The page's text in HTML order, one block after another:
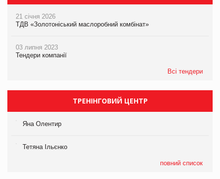
21 січня 2026
ТДВ «Золотоніський маслоробний комбінат»
03 липня 2023
Тендери компанії
Всі тендери
ТРЕНІНГОВИЙ ЦЕНТР
Яна Олентир
Тетяна Ільєнко
повний список